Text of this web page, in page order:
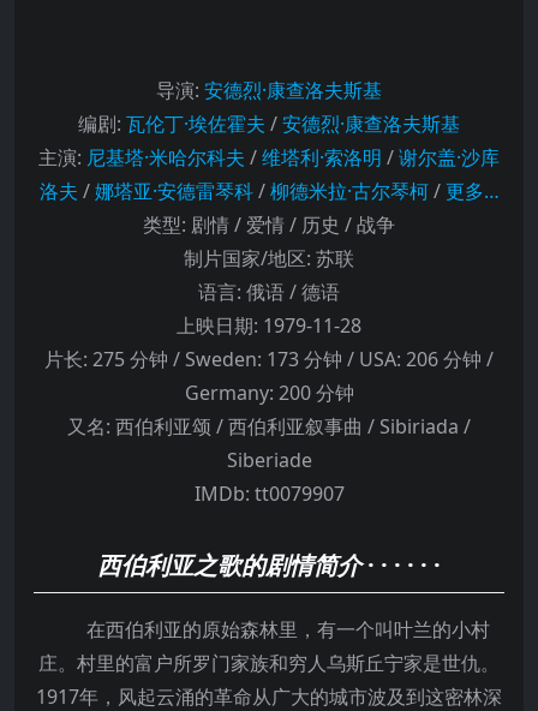
导演: 安德烈·康查洛夫斯基
编剧: 瓦伦丁·埃佐霍夫 /安德烈·康查洛夫斯基
主演: 尼基塔·米哈尔科夫 /维塔利·索洛明 /谢尔盖·沙库
洛夫 /娜塔亚·安德雷琴科/柳德米拉·古尔琴柯/更多…
类型: 剧情 / 爱情 / 历史 / 战争
制片国家/地区: 苏联
语言: 俄语 / 德语
上映日期: 1979-11-28
片长: 275 分钟 / Sweden: 173 分钟 / USA: 206 分钟 /
Germany: 200 分钟
又名: 西伯利亚颂 / 西伯利亚叙事曲 / Sibiriada /
Siberiade
IMDb: tt0079907
西伯利亚之歌的剧情简介· · · · · ·
在西伯利亚的原始森林里，有一个叫叶兰的小村
庄。村里的富户所罗门家族和穷人乌斯丘宁家是世仇。
1917年，风起云涌的革命从广大的城市波及到这密林深